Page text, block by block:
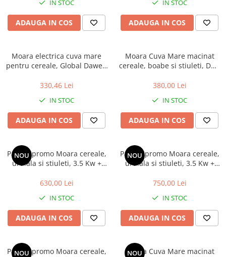
IN STOC
ADAUGA IN COS
IN STOC
ADAUGA IN COS
Moara electrica cuva mare
pentru cereale, Global Dawer,
330,46 Lei
IN STOC
ADAUGA IN COS
Moara Cuva Mare macinat
cereale, boabe si stiuleti, DDT
site de rezerva, 320 kg/h, 20
surubelnita si perie
380,00 Lei
IN STOC
ADAUGA IN COS
NOU
Pachet promo Moara cereale,
uruiala si stiuleti, 3.5 Kw +
630,00 Lei
IN STOC
ADAUGA IN COS
NOU
Pachet promo Moara cereale,
uruiala si stiuleti, 3.5 Kw +
electrica pentru curatat
inclus, 1500 W, 800 kg/h
750,00 Lei
IN STOC
ADAUGA IN COS
NOU
Pachet promo Moara cereale,
NOU
Moara Cuva Mare macinat